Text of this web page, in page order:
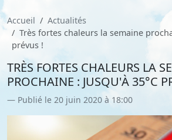
Accueil
Actualités
Très fortes chaleurs la semaine
prévus !
TRÈS FORTES CHALEURS LA
PROCHAINE : JUSQU'À 35°C
Publié le 20 juin 2020 à 18:00